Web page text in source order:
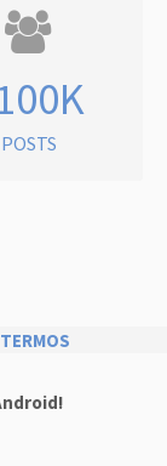
POSTS
TERMOS